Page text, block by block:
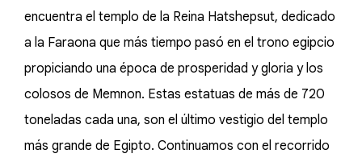
encuentra el templo de la Reina Hatshepsut, dedicado
a la Faraona que más tiempo pasó en el trono egipcio
propiciando una época de prosperidad y gloria y los
colosos de Memnon. Estas estatuas de más de 720
toneladas cada una, son el último vestigio del templo
más grande de Egipto. Continuamos con el recorrido